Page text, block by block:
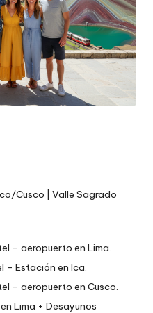
Cusco | Valle Sagrado
– aeropuerto en Lima.
– Estación en Ica.
– aeropuerto en Cusco.
Lima + Desayunos